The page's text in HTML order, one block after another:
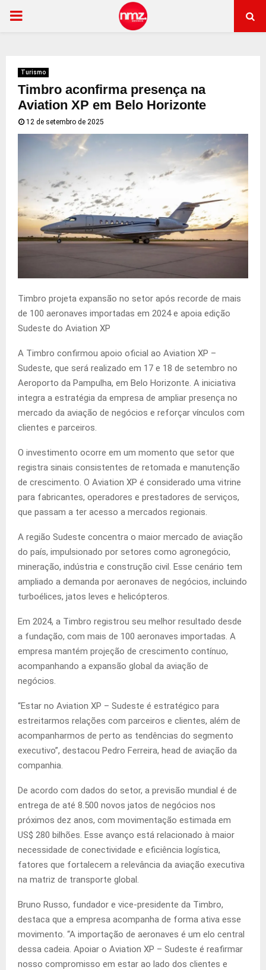
PRIMARY
Turismo
Timbro aconfirma presença na
Aviation XP em Belo Horizonte
12 de setembro de 2025
Timbro projeta expansão no setor após recorde de mais
de 100 aeronaves importadas em 2024 e apoia edição
Sudeste do Aviation XP
A Timbro confirmou apoio oficial ao Aviation XP –
Sudeste, que será realizado em 17 e 18 de setembro no
Aeroporto da Pampulha, em Belo Horizonte. A iniciativa
integra a estratégia da empresa de ampliar presença no
mercado da aviação de negócios e reforçar vínculos com
clientes e parceiros.
O investimento ocorre em um momento que setor que
registra sinais consistentes de retomada e manutenção
de crescimento. O Aviation XP é considerado uma vitrine
para fabricantes, operadores e prestadores de serviços,
que passam a ter acesso a mercados regionais.
A região Sudeste concentra o maior mercado de aviação
do país, impulsionado por setores como agronegócio,
mineração, indústria e construção civil. Esse cenário tem
ampliado a demanda por aeronaves de negócios, incluindo
turboélices, jatos leves e helicópteros.
Em 2024, a Timbro registrou seu melhor resultado desde
a fundação, com mais de 100 aeronaves importadas. A
empresa mantém projeção de crescimento contínuo,
acompanhando a expansão global da aviação de
negócios.
“Estar no Aviation XP – Sudeste é estratégico para
estreitarmos relações com parceiros e clientes, além de
acompanharmos de perto as tendências do segmento
executivo”, destacou Pedro Ferreira, head de aviação da
companhia.
De acordo com dados do setor, a previsão mundial é de
entrega de até 8.500 novos jatos de negócios nos
próximos dez anos, com movimentação estimada em
US$ 280 bilhões. Esse avanço está relacionado à maior
necessidade de conectividade e eficiência logística,
fatores que fortalecem a relevância da aviação executiva
na matriz de transporte global.
Bruno Russo, fundador e vice-presidente da Timbro,
destaca que a empresa acompanha de forma ativa esse
movimento. “A importação de aeronaves é um elo central
dessa cadeia. Apoiar o Aviation XP – Sudeste é reafirmar
nosso compromisso em estar ao lado dos clientes e